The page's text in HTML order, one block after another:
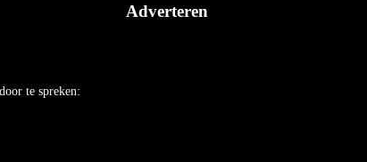
Adverteren
te spreken: